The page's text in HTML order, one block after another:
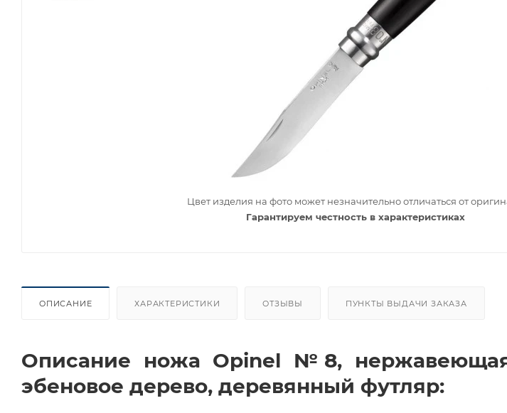
Цвет изделия на фото может незначительно отличаться от
Гарантируем честность в характеристиках
ОПИСАНИЕ ХАРАКТЕРИСТИКИ ОТЗЫВЫ ПУНКТЫ ВЫДАЧИ ЗАКАЗА
Описание ножа Opinel №8, нержавеющая
эбеновое дерево, деревянный футляр: